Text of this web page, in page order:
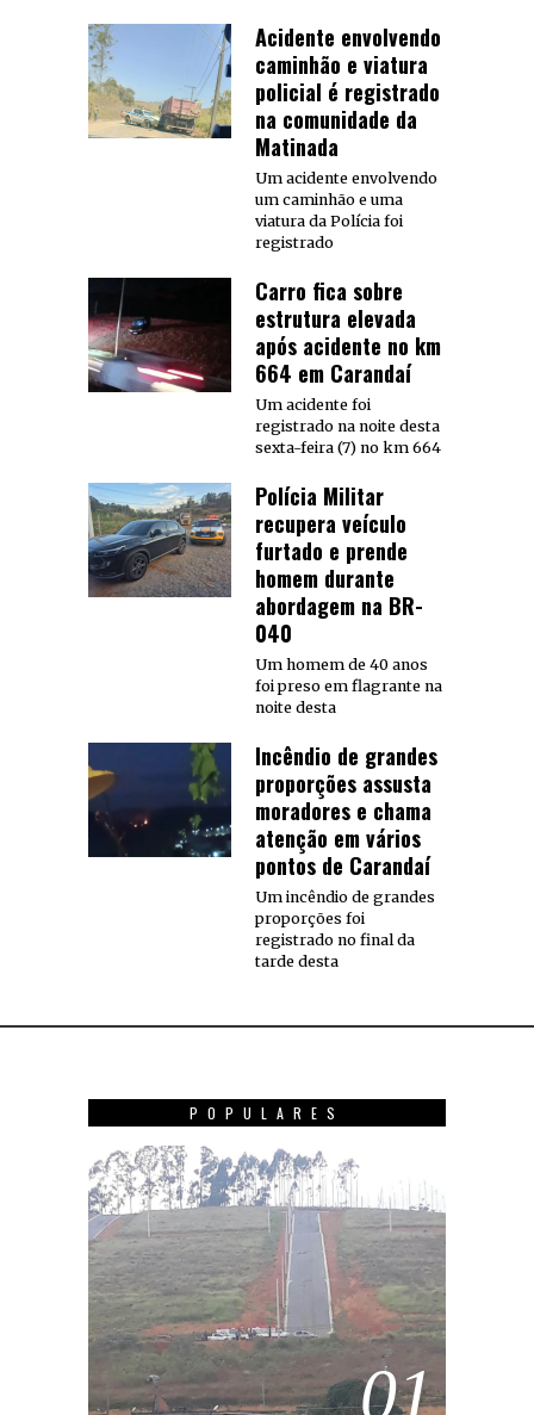
Acidente envolvendo
caminhão e viatura
policial é registrado
na comunidade da
Matinada
Um acidente envolvendo
um caminhão e uma
viatura da Polícia foi
registrado
Carro fica sobre
estrutura elevada
após acidente no km
664 em Carandaí
Um acidente foi
registrado na noite desta
sexta-feira (7) no km 664
Polícia Militar
recupera veículo
furtado e prende
homem durante
abordagem na BR-
040
Um homem de 40 anos
foi preso em flagrante na
noite desta
Incêndio de grandes
proporções assusta
moradores e chama
atenção em vários
pontos de Carandaí
Um incêndio de grandes
proporções foi
registrado no final da
tarde desta
POPULARES
01